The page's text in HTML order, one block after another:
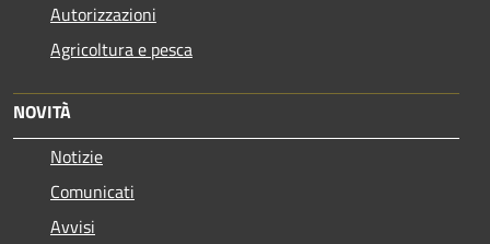
Autorizzazioni
Agricoltura e pesca
NOVITÀ
Notizie
Comunicati
Avvisi